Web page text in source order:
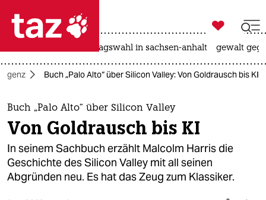
 taz zahl ich
taz zahl ich
themen
politik
öko
gesellschaft

taz zahl ich
landtagswahl in sachsen-anhalt gewalt
Buch „Palo Alto“ über Silicon Valley: Von Goldrausch bis KI
Buch „Palo Alto“ über Silicon Valley
Von Goldrausch bis KI
In seinem Sachbuch erzählt Malcolm Harris die
Geschichte des Silicon Valley mit all seinen
Abgründen neu. Es hat das Zeug zum Klassiker.